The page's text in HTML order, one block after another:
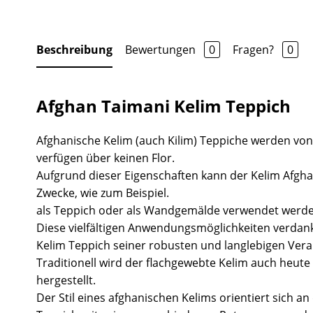
Beschreibung Bewertungen 0 Fragen? 0
Afghan Taimani Kelim Teppich
Afghanische Kelim (auch Kilim) Teppiche werden
verfügen über keinen Flor.
Aufgrund dieser Eigenschaften kann der Kelim
Zwecke, wie zum Beispiel.
als Teppich oder als Wandgemälde verwendet
Diese vielfältigen Anwendungsmöglichkeiten
Kelim Teppich seiner robusten und langlebigen
Traditionell wird der flachgewebte Kelim auch
hergestellt.
Der Stil eines afghanischen Kelims orientiert sich